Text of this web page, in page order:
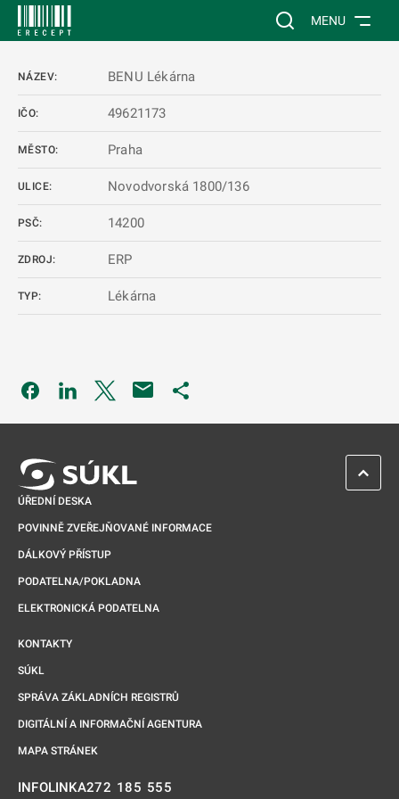
Vyhledávání na
MENU
NÁZEV: BENU Lékárna
IČO: 49621173
MĚSTO: Praha
ULICE: Novodvorská 1800/136
PSČ: 14200
ZDROJ: ERP
TYP: Lékárna
Odkaz se otevře na nové kartě
Odkaz se otevře na nové kartě
Odkaz se otevře na nové kartě
ÚŘEDNÍ DESKA
POVINNĚ ZVEŘEJŇOVANÉ INFORMACE
DÁLKOVÝ PŘÍSTUP
PODATELNA/POKLADNA
ELEKTRONICKÁ PODATELNA
KONTAKTY
SÚKL
SPRÁVA ZÁKLADNÍCH REGISTRŮ
DIGITÁLNÍ A INFORMAČNÍ AGENTURA
MAPA STRÁNEK
INFOLINKA272 185 555
ZPĚT